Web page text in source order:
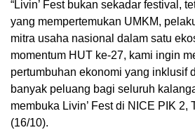
“Livin’ Fest bukan sekadar festival,
yang mempertemukan UMKM,
mitra usaha nasional dalam satu
momentum HUT ke-27, kami ingin
pertumbuhan ekonomi yang inklusif
banyak peluang bagi seluruh
membuka Livin’ Fest di NICE PIK 2,
(16/10).